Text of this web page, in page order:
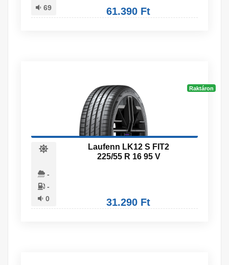
69
61.390 Ft
Raktáron
-
-
0
Laufenn LK12 S FIT2
225/55 R 16 95 V
31.290 Ft